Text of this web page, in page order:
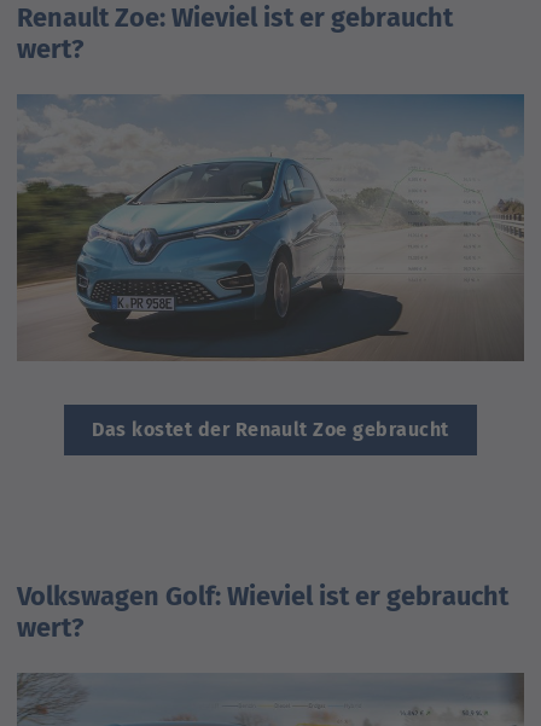
Renault Zoe: Wieviel ist er gebraucht
wert?
Das kostet der Renault Zoe gebraucht
Volkswagen Golf: Wieviel ist er gebraucht
wert?